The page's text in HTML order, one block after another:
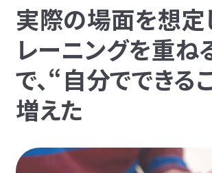
実際の場面を想定
レーニングを重ね
で、“自分でできる
増えた